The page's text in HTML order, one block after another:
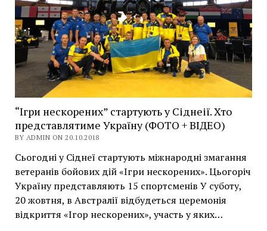
“Ігри нескорених” стартують у Сіднеії. Хто
представлятиме Україну (ФОТО + ВІДЕО)
BY ADMIN ON 20.10.2018
Сьогодні у Сіднеї стартують міжнародні змагання
ветеранів бойових дій «Ігри нескорених». Цьогоріч
Україну представляють 15 спортсменів У суботу,
20 жовтня, в Австралії відбудеться церемонія
відкриття «Ігор нескорених», участь у яких…